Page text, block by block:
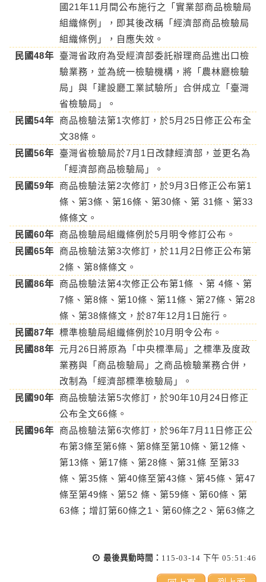
國21年11月間公布施行之「實業部商品檢驗局
組織條例」，即其後改稱「經濟部商品檢驗局
組織條例」，自應失效。
民國48年
臺灣省政府為受經濟部委託辦理商品進出口檢
驗業務，並為統一檢驗機構，將「農林廳檢驗
局」與「建設廳工業試驗所」合併成立「臺灣
省檢驗局」。
民國54年
商品檢驗法第1次修訂，於5月25日修正公布全
文38條。
民國56年
臺灣省檢驗局於7月1日改隸經濟部，並更名為
「經濟部商品檢驗局」。
民國59年
商品檢驗法第2次修訂，於9月3日修正公布第1
條、第3條、第16條、第30條、第 31條、第33
條條文。
民國60年
商品檢驗局組織條例於5月明令修訂公布。
民國65年
商品檢驗法第3次修訂，於11月2日修正公布第
2條、第8條條文。
民國86年
商品檢驗法第4次修正公布第1條 、第 4條、第
7條、第8條、第10條、第11條、第27條、第28
條、第38條條文，於87年12月1日施行。
民國87年 標準檢驗局組織條例於10月明令公布。
民國88年
元月26日將原為「中央標準局」之標準及度政
業務與「商品檢驗局」之商品檢驗業務合併，
改制為「經濟部標準檢驗局」。
民國90年
商品檢驗法第5次修訂，於90年10月24日修正
公布全文66條。
民國96年
商品檢驗法第6次修訂，於96年7月11日修正公
布第3條至第6條、第8條至第10條、第12條、
第13條、第17條、第28條、第31條 至第33
條、第35條、第40條至第43條、第45條、第47
條至第49條、第52 條、第59條、第60條、第
63條；增訂第60條之1、第60條之2、第63條之
最後異動時間： 115-03-14 下午 05:51:46